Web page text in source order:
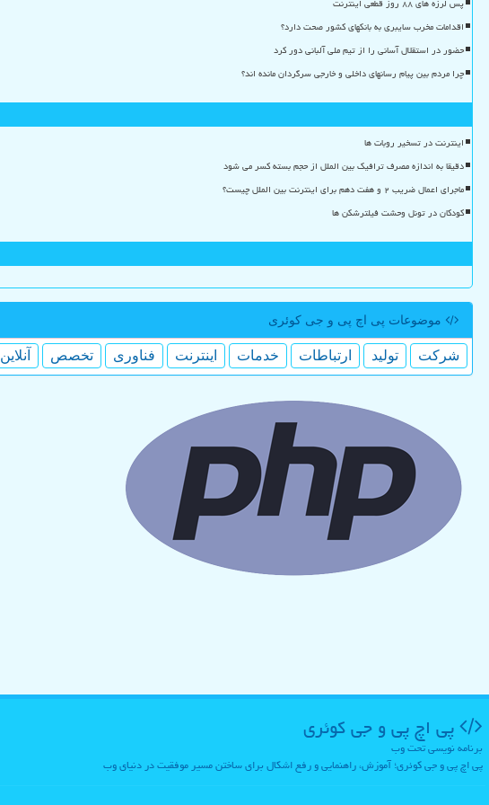
پس لرزه های ۸۸ روز قطعی اینترنت
اقدامات مخرب سایبری به بانکهای کشور صحت دارد؟
حضور در استقلال آسانی را از تیم ملی آلبانی دور کرد
چرا مردم بین پیام رسانهای داخلی و خارجی سرگردان مانده اند؟
اینترنت در تسخیر روبات ها
دقیقا به اندازه مصرف ترافیک بین الملل از حجم بسته کسر می شود
ماجرای اعمال ضریب ۲ و هفت دهم برای اینترنت بین الملل چیست؟
کودکان در تونل وحشت فیلترشکن ها
موضوعات پی اچ پی و جی كوئری
شركت تولید ارتباطات خدمات اینترنت فناوری تخصص آنلاین
پی اچ پی و جی كوئری
برنامه نویسی تحت وب
پی اچ پی و جی کوئری؛ آموزش، راهنمایی و رفع اشکال برای ساختن مسیر موفقیت در دنیای وب